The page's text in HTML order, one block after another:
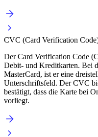
CVC (Card Verification
Der Card Verification Code
Debit- und Kreditkarten. Bei
MasterCard, ist er eine
Unterschriftsfeld. Der CVC
bestätigt, dass die Karte bei
vorliegt.